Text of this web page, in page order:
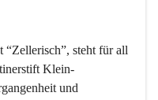
“Zellerisch”, steht für all
Klein-
und